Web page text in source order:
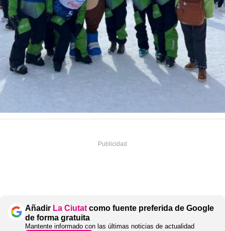
Añadir La Ciutatcomo fuente preferida de Google
de forma gratuita
Mantente informado con las últimas noticias de actualidad